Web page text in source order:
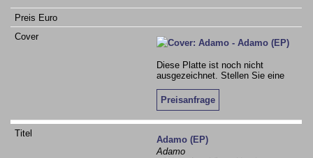
Diese Platte ist noch nicht
ausgezeichnet. Stellen Sie eine
Preisanfrage
Adamo (EP)
Adamo